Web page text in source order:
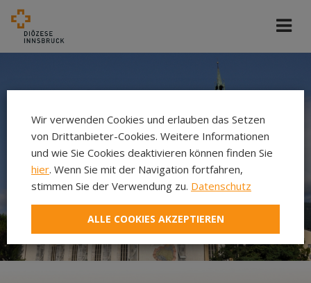
Wir verwenden Cookies und erlauben das Setzen
von Drittanbieter-Cookies. Weitere Informationen
und wie Sie Cookies deaktivieren können finden Sie
hier. Wenn Sie mit der Navigation fortfahren,
stimmen Sie der Verwendung zu. Datenschutz
ALLE COOKIES AKZEPTIEREN